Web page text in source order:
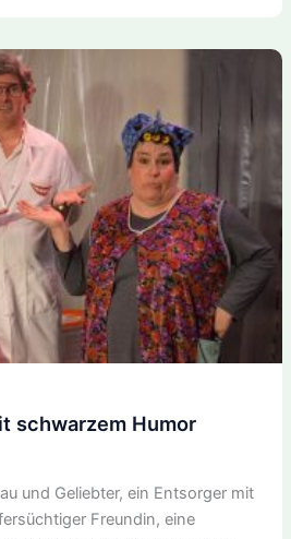
schwarzem Humor
und Geliebter, ein Entsorger mit
Freundin, eine